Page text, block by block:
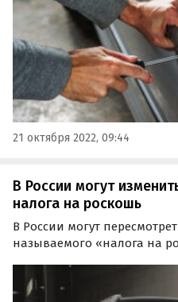
21 октября 2022, 09:44
В России могут
налога на роскошь
В России могут
называемого «налога на
начисления, который
рублей, сообщает Autonews.